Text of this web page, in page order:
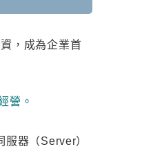
，成為企業首
營。
器（Server）